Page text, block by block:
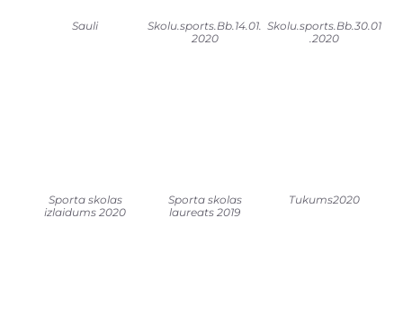
Sauli
Skolu.sports.Bb.14.01.
2020
Skolu.sports.Bb.30.01
.2020
Sporta skolas
izlaidums 2020
Sporta skolas
laureats 2019
Tukums2020